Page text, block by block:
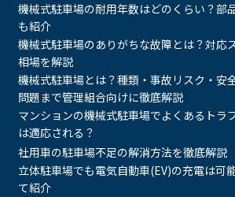
機械式駐車場の耐用年数はどのくらい？部
も紹介
機械式駐車場のありがちな故障とは？対応
相場を解説
機械式駐車場とは？種類・事故リスク・安
問題まで管理組合向けに徹底解説
マンションの機械式駐車場でよくあるトラ
は適応される？
社用車の駐車場不足の解消方法を徹底解説
立体駐車場でも電気自動車(EV)の充電は可
て紹介